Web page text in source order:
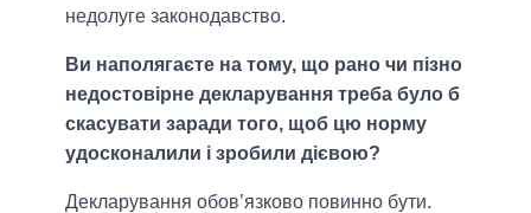
недолуге законодавство.
Ви наполягаєте на тому, що рано чи пізно
недостовірне декларування треба було б
скасувати заради того, щоб цю норму
удосконалили і зробили дієвою?
Декларування обов’язково повинно бути.